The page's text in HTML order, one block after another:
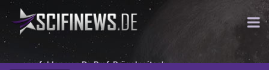
...empfohlen von Dr. Prof. Prügelpeitsch